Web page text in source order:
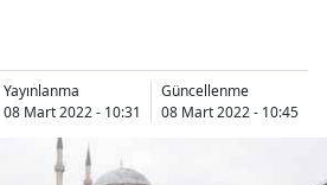
Yayınlanma
08 Mart 2022 - 10:31
Güncellenme
08 Mart 2022 - 10:45